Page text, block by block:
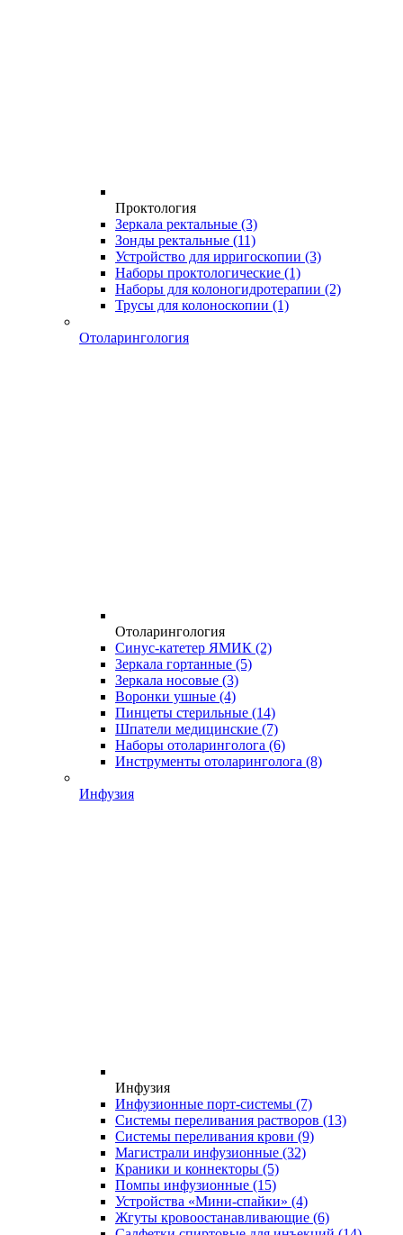
Проктология
Зеркала ректальные (3)
Зонды ректальные (11)
Устройство для ирригоскопии (3)
Наборы проктологические (1)
Наборы для колоногидротерапии (2)
Трусы для колоноскопии (1)
Отоларингология
Отоларингология
Синус-катетер ЯМИК (2)
Зеркала гортанные (5)
Зеркала носовые (3)
Воронки ушные (4)
Пинцеты стерильные (14)
Шпатели медицинские (7)
Наборы отоларинголога (6)
Инструменты отоларинголога (8)
Инфузия
Инфузия
Инфузионные порт-системы (7)
Системы переливания растворов (13)
Системы переливания крови (9)
Магистрали инфузионные (32)
Краники и коннекторы (5)
Помпы инфузионные (15)
Устройства «Мини-спайки» (4)
Жгуты кровоостанавливающие (6)